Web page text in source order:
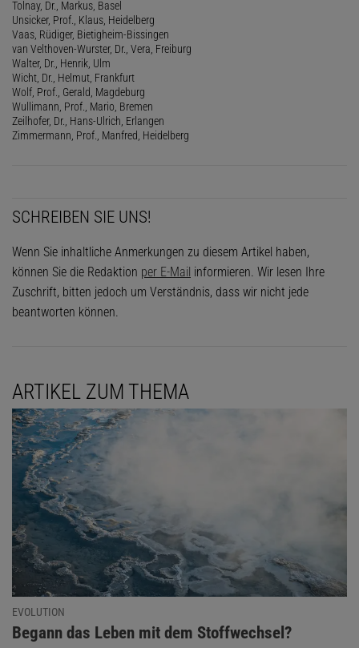
Tolnay, Dr., Markus, Basel
Unsicker, Prof., Klaus, Heidelberg
Vaas, Rüdiger, Bietigheim-Bissingen
van Velthoven-Wurster, Dr., Vera, Freiburg
Walter, Dr., Henrik, Ulm
Wicht, Dr., Helmut, Frankfurt
Wolf, Prof., Gerald, Magdeburg
Wullimann, Prof., Mario, Bremen
Zeilhofer, Dr., Hans-Ulrich, Erlangen
Zimmermann, Prof., Manfred, Heidelberg
SCHREIBEN SIE UNS!
Wenn Sie inhaltliche Anmerkungen zu diesem Artikel haben,
können Sie die Redaktion per E-Mail informieren. Wir lesen Ihre
Zuschrift, bitten jedoch um Verständnis, dass wir nicht jede
beantworten können.
ARTIKEL ZUM THEMA
EVOLUTION
:
Begann das Leben mit dem Stoffwechsel?